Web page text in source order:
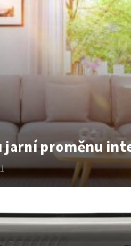
jarní proměnu